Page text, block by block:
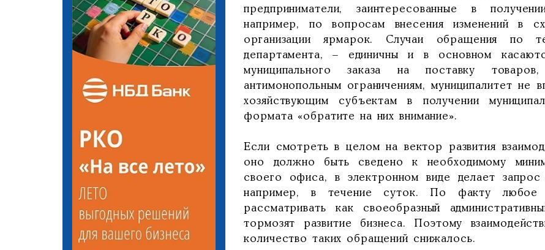
предприниматели, заинтересованные в
например, по вопросам внесения изменений в
организации ярмарок. Случаи обращения по
департамента, – единичны и в основном
муниципального заказа на поставку
антимонопольным ограничениям, муниципалитет не
хозяйствующим субъектам в получении
формата «обратите на них внимание».
Если смотреть в целом на вектор развития
оно должно быть сведено к необходимому
своего офиса, в электронном виде делает
например, в течение суток. По факту
рассматривать как своеобразный
тормозят развитие бизнеса. Поэтому
количество таких обращений снижалось.